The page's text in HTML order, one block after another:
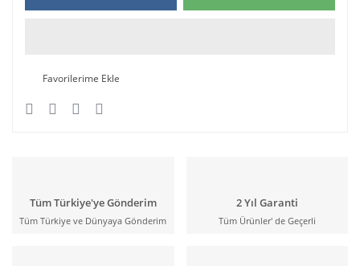
Tüm Türkiye'ye Gönderim
Tüm Türkiye ve Dünyaya Gönderim
2 Yıl Garanti
Tüm Ürünler' de Geçerli